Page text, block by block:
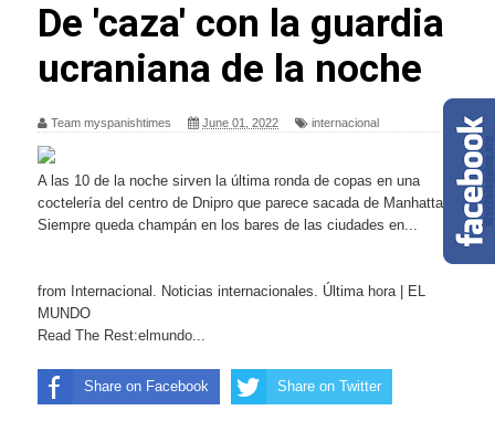
De 'caza' con la guardia
ucraniana de la noche
Team myspanishtimes June 01, 2022 internacional
A las 10 de la noche sirven la última ronda de copas en una
coctelería del centro de Dnipro que parece sacada de Manhattan.
Siempre queda champán en los bares de las ciudades en...
from Internacional. Noticias internacionales. Última hora | EL
MUNDO
Read The Rest:elmundo...
Share on Facebook Share on Twitter